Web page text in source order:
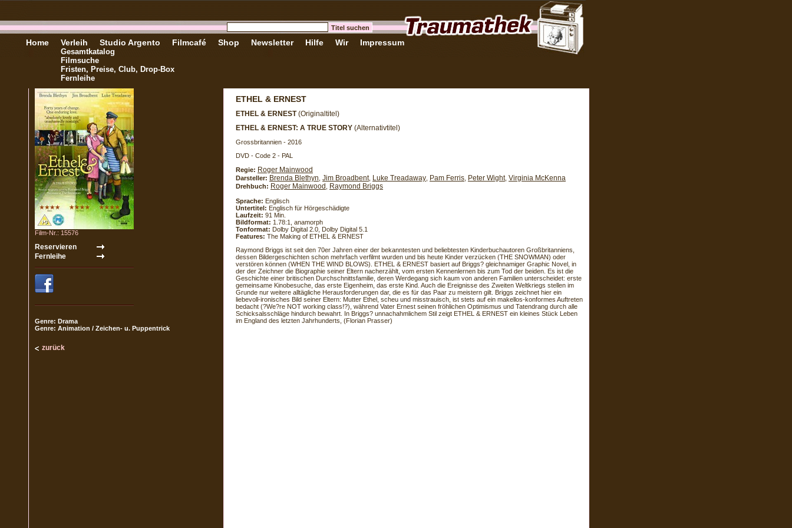
Home Verleih
Gesamtkatalog
Filmsuche
Fristen, Preise, Club, Drop-Box
Fernleihe
Studio Argento Filmcafé Shop Newsletter Hilfe Wir Impressum
Film-Nr.: 15576
Genre: Drama
Genre: Animation / Zeichen- u. Puppentrick
zurück
ETHEL & ERNEST
ETHEL & ERNEST(Originaltitel)
ETHEL & ERNEST: A TRUE STORY (Alternativtitel)
Grossbritannien - 2016
DVD - Code 2 - PAL
Regie: Roger Mainwood
Darsteller: Brenda Blethyn Jim Broadbent, Luke Treadaway Pam Ferris Peter Wight, Virginia McKenna
Drehbuch: Roger Mainwood Raymond Briggs
Sprache: Englisch
Untertitel: Englisch für Hörgeschädigte
Laufzeit: 91 Min.
Bildformat: 1.78:1, anamorph
Tonformat: Dolby Digital 2.0, Dolby Digital 5.1
Features: The Making of ETHEL & ERNEST
Raymond Briggs ist seit den 70er Jahren einer der bekanntesten und beliebtesten Kinderbuchautoren Großbritanniens,
dessen Bildergeschichten schon mehrfach verfilmt wurden und bis heute Kinder verzücken (THE SNOWMAN) oder
verstören können (WHEN THE WIND BLOWS). ETHEL & ERNEST basiert auf Briggs? gleichnamiger Graphic Novel, in
der der Zeichner die Biographie seiner Eltern nacherzählt, vom ersten Kennenlernen bis zum Tod der beiden. Es ist die
Geschichte einer britischen Durchschnittsfamilie, deren Werdegang sich kaum von anderen Familien unterscheidet: erste
gemeinsame Kinobesuche, das erste Eigenheim, das erste Kind. Auch die Ereignisse des Zweiten Weltkriegs stellen im
Grunde nur weitere alltägliche Herausforderungen dar, die es für das Paar zu meistern gilt. Briggs zeichnet hier ein
liebevoll-ironisches Bild seiner Eltern: Mutter Ethel, scheu und misstrauisch, ist stets auf ein makellos-konformes Auftreten
bedacht (?We?re NOT working class!?), während Vater Ernest seinen fröhlichen Optimismus und Tatendrang durch alle
Schicksalsschläge hindurch bewahrt. In Briggs? unnachahmlichem Stil zeigt ETHEL & ERNEST ein kleines Stück Leben
im England des letzten Jahrhunderts, (Florian Prasser)